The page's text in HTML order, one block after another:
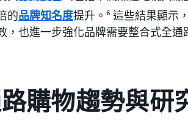
的品牌知名度提升。 6 這些結果顯示
，也進一步強化品牌需要整合式全通
購物趨勢與研